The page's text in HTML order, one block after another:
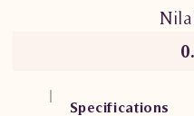
Specifications